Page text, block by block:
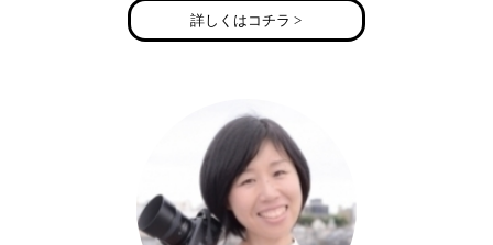
メディア掲載・撮影実績
〇西宮阪急 「ベビーマタニティ撮影イベント」
〇産経新聞社主催「あんふぁん」撮影会
〇阪神百貨店 「関西キッズコレクション」撮影会
詳しくはコチラ >